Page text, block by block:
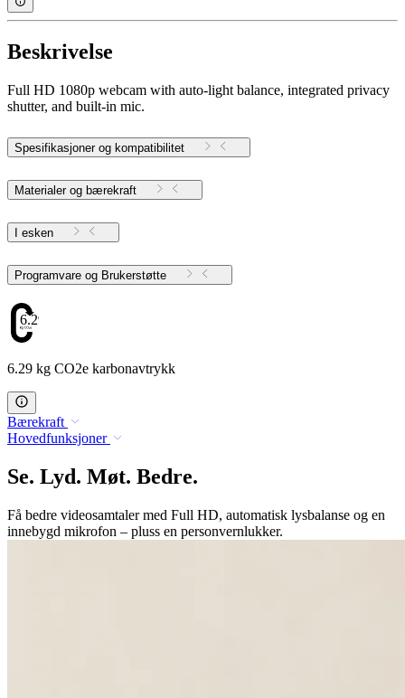
Beskrivelse
Full HD 1080p webcam with auto-light balance, integrated privacy
shutter, and built-in mic.
Spesifikasjoner og kompatibilitet
Materialer og bærekraft
I esken
Programvare og Brukerstøtte
6.29
6.29 kg CO2e karbonavtrykk
Bærekraft
Hovedfunksjoner
Se. Lyd. Møt. Bedre.
Få bedre videosamtaler med Full HD, automatisk lysbalanse og en
innebygd mikrofon – pluss en personvernlukker.